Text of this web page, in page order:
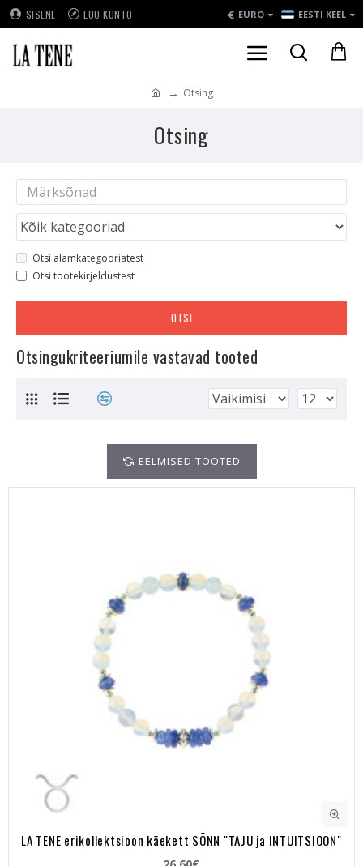
SISENE LOO KONTO € EURO EESTI KEEL
Otsing
Otsing
Otsi alamkategooriatest
Otsi tootekirjeldustest
OTSI
Otsingukriteeriumile vastavad tooted
EELMISED TOOTED
LA TENE erikollektsioon käekett SÕNN "TAJU ja INTUITSIOON"